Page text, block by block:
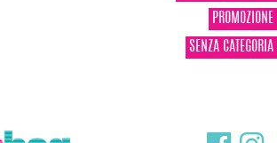
PROMOZIONE
SENZA CATEGORIA